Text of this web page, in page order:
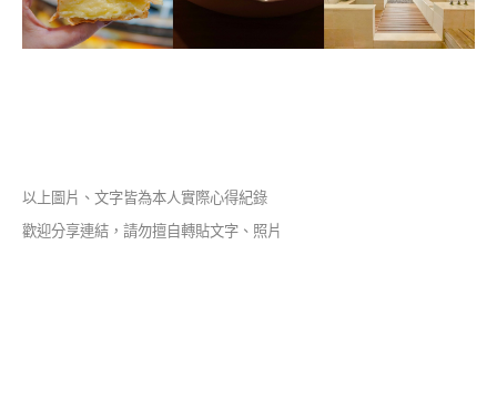
以上圖片、文字皆為本人實際心得紀錄
歡迎分享連結，請勿擅自轉貼文字、照片